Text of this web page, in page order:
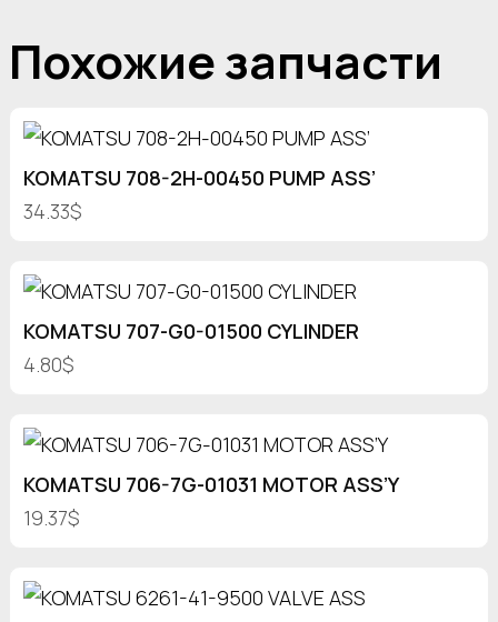
Похожие запчасти
KOMATSU 708-2H-00450 PUMP ASS’
34.33$
KOMATSU 707-G0-01500 CYLINDER
4.80$
KOMATSU 706-7G-01031 MOTOR ASS’Y
19.37$